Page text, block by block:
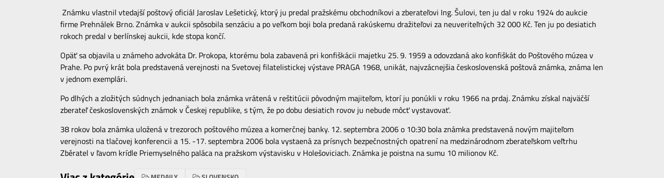
Známku vlastnil vtedajší poštový oficiál Jaroslav Lešetický, ktorý ju predal pražskému obchodníkovi a zberateľovi Ing. Šulovi, ten ju dal v roku 1924 do aukcie
firme Prehnálek Brno. Známka v aukcii spôsobila senzáciu a po veľkom boji bola predaná rakúskemu dražiteľovi za neuveriteľných 32 000 Kč. Ten ju po desiatich
rokoch predal v berlínskej aukcii, kde stopa končí.
Opäť sa objavila u známeho advokáta Dr. Prokopa, ktorému bola zabavená pri konfiškácii majetku 25. 9. 1959 a odovzdaná ako konfiškát do Poštového múzea v
Prahe. Po pvrý krát bola predstavená verejnosti na Svetovej filatelistickej výstave PRAGA 1968, unikát, najvzácnejšia československá poštová známka, známa len
v jednom exemplári.
Po dlhých a zložitých súdnych jednaniach bola známka vrátená v reštitúcii pôvodným majiteľom, ktorí ju ponúkli v roku 1966 na prdaj. Známku získal najväčší
zberateľ československých známok v Českej republike, s tým, že po dobu desiatich rovov ju nebude môcť vystavovať.
38 rokov bola známka uložená v trezoroch poštového múzea a komerčnej banky. 12. septembra 2006 o 10:30 bola známka predstavená novým majiteľom
verejnosti na tlačovej konferencii a 15. -17. septembra 2006 bola vystaená za prísnych bezpečnostných opatrení na medzinárodnom zberateľskom veľtrhu
Zběratel v ľavom krídle Priemyselného paláca na pražskom výstavisku v Holešoviciach. Známka je poistna na sumu 10 milionov Kč.